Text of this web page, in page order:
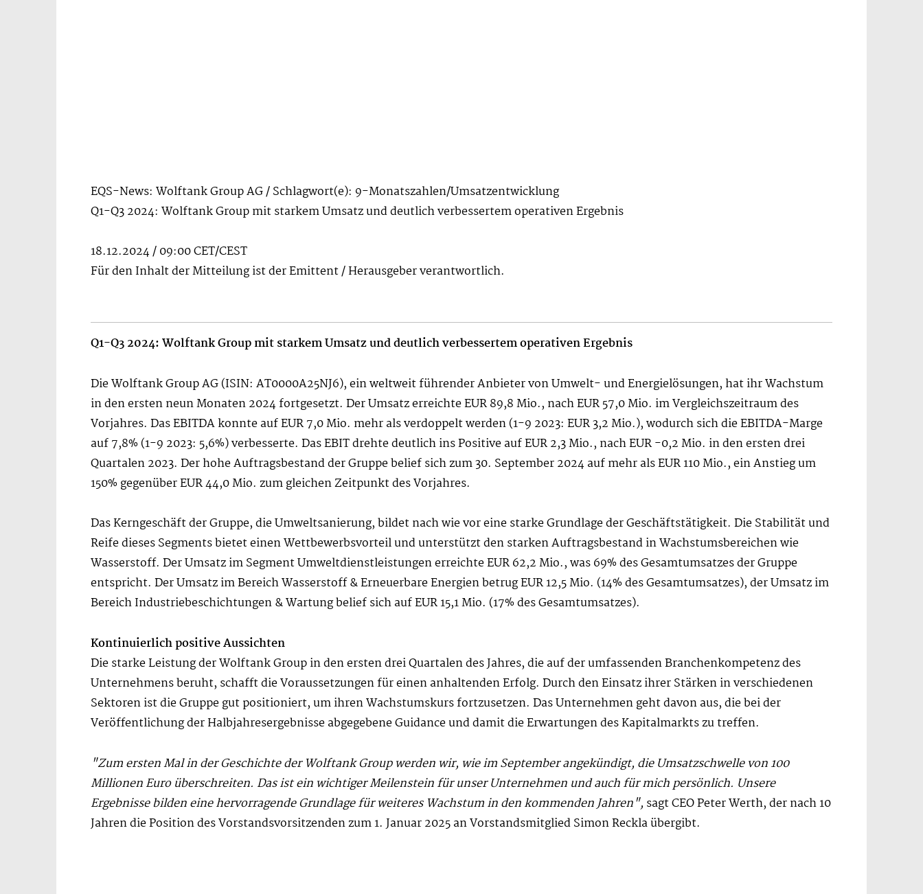
EQS-News: Wolftank Group AG / Schlagwort(e): 9-Monatszahlen/Umsatzentwicklung
Q1-Q3 2024: Wolftank Group mit starkem Umsatz und deutlich verbessertem operativen Ergebnis
18.12.2024 / 09:00 CET/CEST
Für den Inhalt der Mitteilung ist der Emittent / Herausgeber verantwortlich.
Q1-Q3 2024: Wolftank Group mit starkem Umsatz und deutlich verbessertem operativen Ergebnis
Die Wolftank Group AG (ISIN: AT0000A25NJ6), ein weltweit führender Anbieter von Umwelt- und Energielösungen, hat ihr Wachstum
in den ersten neun Monaten 2024 fortgesetzt. Der Umsatz erreichte EUR 89,8 Mio., nach EUR 57,0 Mio. im Vergleichszeitraum des
Vorjahres. Das EBITDA konnte auf EUR 7,0 Mio. mehr als verdoppelt werden (1-9 2023: EUR 3,2 Mio.), wodurch sich die EBITDA-Marge
auf 7,8% (1-9 2023: 5,6%) verbesserte. Das EBIT drehte deutlich ins Positive auf EUR 2,3 Mio., nach EUR -0,2 Mio. in den ersten drei
Quartalen 2023. Der hohe Auftragsbestand der Gruppe belief sich zum 30. September 2024 auf mehr als EUR 110 Mio., ein Anstieg um
150% gegenüber EUR 44,0 Mio. zum gleichen Zeitpunkt des Vorjahres.
Das Kerngeschäft der Gruppe, die Umweltsanierung, bildet nach wie vor eine starke Grundlage der Geschäftstätigkeit. Die Stabilität und
Reife dieses Segments bietet einen Wettbewerbsvorteil und unterstützt den starken Auftragsbestand in Wachstumsbereichen wie
Wasserstoff. Der Umsatz im Segment Umweltdienstleistungen erreichte EUR 62,2 Mio., was 69% des Gesamtumsatzes der Gruppe
entspricht. Der Umsatz im Bereich Wasserstoff & Erneuerbare Energien betrug EUR 12,5 Mio. (14% des Gesamtumsatzes), der Umsatz im
Bereich Industriebeschichtungen & Wartung belief sich auf EUR 15,1 Mio. (17% des Gesamtumsatzes).
Kontinuierlich positive Aussichten
Die starke Leistung der Wolftank Group in den ersten drei Quartalen des Jahres, die auf der umfassenden Branchenkompetenz des
Unternehmens beruht, schafft die Voraussetzungen für einen anhaltenden Erfolg. Durch den Einsatz ihrer Stärken in verschiedenen
Sektoren ist die Gruppe gut positioniert, um ihren Wachstumskurs fortzusetzen. Das Unternehmen geht davon aus, die bei der
Veröffentlichung der Halbjahresergebnisse abgegebene Guidance und damit die Erwartungen des Kapitalmarkts zu treffen.
"Zum ersten Mal in der Geschichte der Wolftank Group werden wir, wie im September angekündigt, die Umsatzschwelle von 100
Millionen Euro überschreiten. Das ist ein wichtiger Meilenstein für unser Unternehmen und auch für mich persönlich. Unsere
Ergebnisse bilden eine hervorragende Grundlage für weiteres Wachstum in den kommenden Jahren", sagt CEO Peter Werth, der nach 10
Jahren die Position des Vorstandsvorsitzenden zum 1. Januar 2025 an Vorstandsmitglied Simon Reckla übergibt.